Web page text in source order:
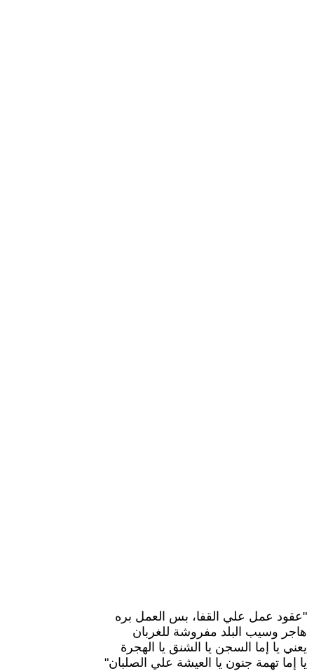
"عقود عمل علي القفا، بس العمل بره
هاجر وسيب البلد مفروشة للغربان
يعني يا إما السجن يا الشنق يا الهجرة
يا إما تهمة جنون يا العيشة علي الصلبان"